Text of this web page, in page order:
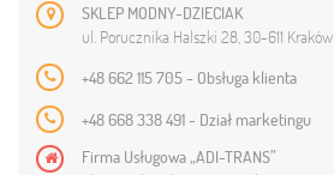
SKLEP MODNY-DZIECIAK
ul. Porucznika Halszki 28, 30-611 Kraków
+48 662 115 705 - Obsługa klienta
+48 668 338 491 - Dział marketingu
Firma Usługowa „ADI-TRANS”